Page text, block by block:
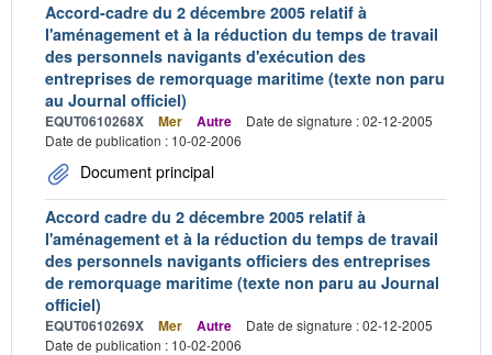
Accord-cadre du 2 décembre 2005 relatif à
l'aménagement et à la réduction du temps de travail
des personnels navigants d'exécution des
entreprises de remorquage maritime (texte non paru
au Journal officiel)
EQUT0610268X Mer Autre
Date de signature : 02-12-2005
Date de publication : 10-02-2006
Document principal
Accord cadre du 2 décembre 2005 relatif à
l'aménagement et à la réduction du temps de travail
des personnels navigants officiers des entreprises
de remorquage maritime (texte non paru au Journal
officiel)
EQUT0610269X Mer Autre
Date de signature : 02-12-2005
Date de publication : 10-02-2006